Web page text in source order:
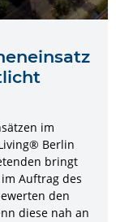
im
Berlin
bringt
Auftrag des
den
diese nah an